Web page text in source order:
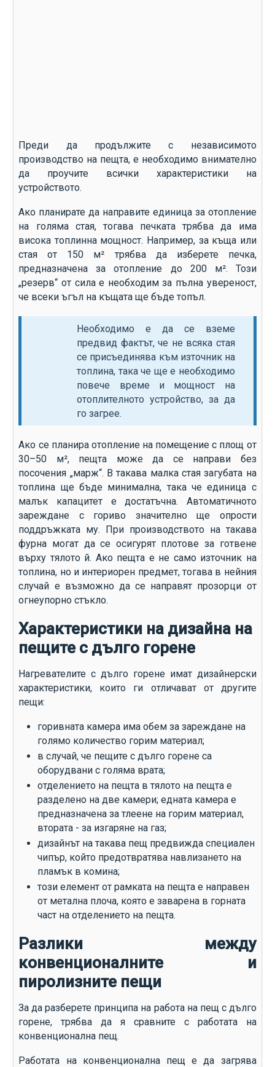
Преди да продължите с независимото
производство на пещта, е необходимо внимателно
да проучите всички характеристики на
устройството.
Ако планирате да направите единица за отопление
на голяма стая, тогава печката трябва да има
висока топлинна мощност. Например, за къща или
стая от 150 м² трябва да изберете печка,
предназначена за отопление до 200 м². Този
„резерв“ от сила е необходим за пълна увереност,
че всеки ъгъл на къщата ще бъде топъл.
Необходимо е да се вземе
предвид фактът, че не всяка стая
се присъединява към източник на
топлина, така че ще е необходимо
повече време и мощност на
отоплителното устройство, за да
го загрее.
Ако се планира отопление на помещение с площ от
30–50 м², пещта може да се направи без
посочения „марж“. В такава малка стая загубата на
топлина ще бъде минимална, така че единица с
малък капацитет е достатъчна. Автоматичното
зареждане с гориво значително ще опрости
поддръжката му. При производството на такава
фурна могат да се осигурят плотове за готвене
върху тялото й. Ако пещта е не само източник на
топлина, но и интериорен предмет, тогава в нейния
случай е възможно да се направят прозорци от
огнеупорно стъкло.
Характеристики на дизайна на
пещите с дълго горене
Нагревателите с дълго горене имат дизайнерски
характеристики, които ги отличават от другите
пещи:
горивната камера има обем за зареждане на
голямо количество горим материал;
в случай, че пещите с дълго горене са
оборудвани с голяма врата;
отделението на пещта в тялото на пещта е
разделено на две камери; едната камера е
предназначена за тлеене на горим материал,
втората - за изгаряне на газ;
дизайнът на такава пещ предвижда специален
чипър, който предотвратява навлизането на
пламък в комина;
този елемент от рамката на пещта е направен
от метална плоча, която е заварена в горната
част на отделението на пещта.
Разлики между
конвенционалните и
пиролизните пещи
За да разберете принципа на работа на пещ с дълго
горене, трябва да я сравните с работата на
конвенционална пещ.
Работата на конвенционална пещ е да загрява